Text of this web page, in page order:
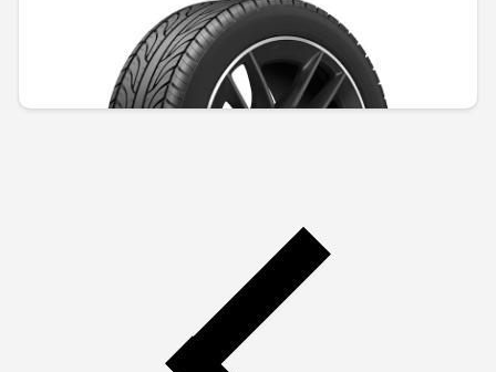
Не е налично онлайн
1603,37 € / 3135,92 лв.